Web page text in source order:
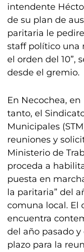
intendente
de su plan de
paritaria le
staff político una
el orden del 10”,
desde el gremio.
En Necochea, en
tanto, el
Municipales
reuniones y
Ministerio de
proceda a
puesta en
la paritaria” del
comuna local. El
encuentra
del año pasado
plazo para la